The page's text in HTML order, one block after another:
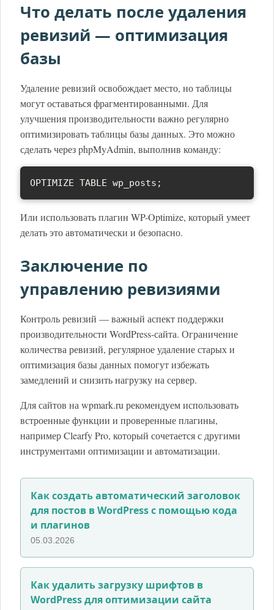
Что делать после удаления
ревизий — оптимизация
базы
Удаление ревизий освобождает место, но таблицы
могут оставаться фрагментированными. Для
улучшения производительности важно регулярно
оптимизировать таблицы базы данных. Это можно
сделать через phpMyAdmin, выполнив команду:
OPTIMIZE TABLE wp_posts;
Или использовать плагин WP-Optimize, который умеет
делать это автоматически и безопасно.
Заключение по
управлению ревизиями
Контроль ревизий — важный аспект поддержки
производительности WordPress-сайта. Ограничение
количества ревизий, регулярное удаление старых и
оптимизация базы данных помогут избежать
замедлений и снизить нагрузку на сервер.
Для сайтов на wpmark.ru рекомендуем использовать
встроенные функции и проверенные плагины,
например Clearfy Pro, который сочетается с другими
инструментами оптимизации и автоматизации.
Как создать автоматический заголовок
для постов в WordPress с помощью кода
и плагинов
05.03.2026
Как удалить загрузку шрифтов в
WordPress для оптимизации сайта